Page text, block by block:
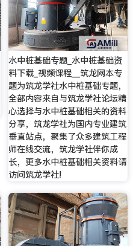
水中桩基础专题_水中桩基础资
料下载_视频课程__筑龙网本专
题为筑龙学社水中桩基础专题，
全部内容来自与筑龙学社论坛精
心选择与水中桩基础相关的资料
分享，筑龙学社为国内专业建筑
垂直站点，聚集了众多建筑工程
师在线交流，筑龙学社伴你成
长，更多水中桩基础相关资料请
访问筑龙学社!